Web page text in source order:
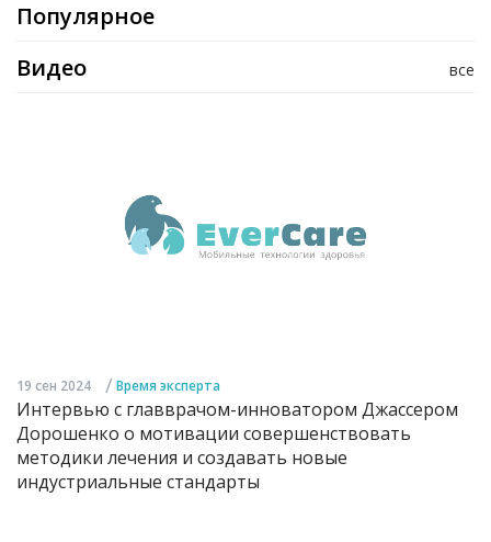
Популярное
все
Видео
19 сен 2024 / Время эксперта
Интервью с главврачом-инноватором Джассером
Дорошенко о мотивации совершенствовать
методики лечения и создавать новые
индустриальные стандарты